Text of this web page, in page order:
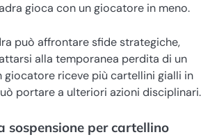
gioca con un giocatore in meno.
può affrontare sfide strategiche,
alla temporanea perdita di un
giocatore riceve più cartellini gialli in
portare a ulteriori azioni disciplinari.
sospensione per cartellino